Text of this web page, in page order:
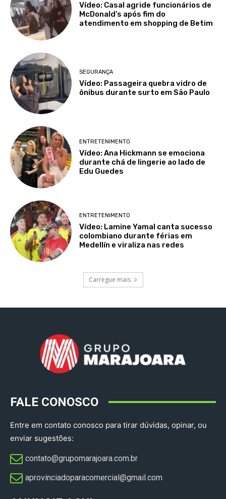
Vídeo: Casal agride funcionários de
McDonald’s após fim do
atendimento em shopping de Betim
SEGURANÇA
Vídeo: Passageira quebra vidro de
ônibus durante surto em São Paulo
ENTRETENIMENTO
Vídeo: Ana Hickmann se emociona
durante chá de lingerie ao lado de
Edu Guedes
ENTRETENIMENTO
Vídeo: Lamine Yamal canta sucesso
colombiano durante férias em
Medellín e viraliza nas redes
Carregue mais
FALE CONOSCO
Entre em contato conosco para tirar dúvidas, opinar, ou
enviar sugestões:
contato@grupomarajoara.com.br
aprovinciadoparacomercial@gmail.com​